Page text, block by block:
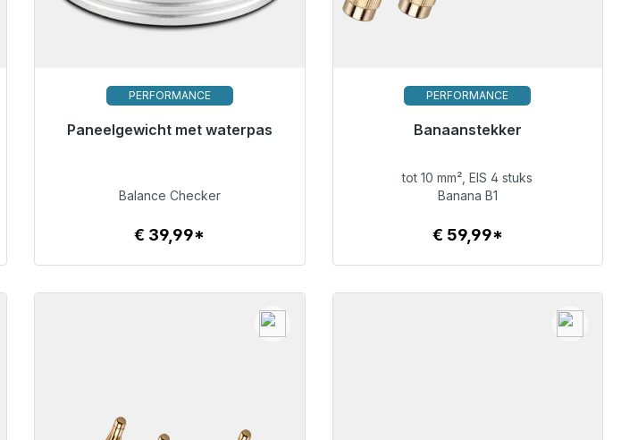
PERFORMANCE
Paneelgewicht met waterpas
Klaar voor onmiddellijke verzending,
€ 39,99
Details
Balance Checker
€ 39,99*
PERFORMANCE
Banaanstekker
Klaar voor onmiddellijke verzending,
€ 59,99
Details
tot 10 mm², EIS 4 stuks
Banana B1
€ 59,99*